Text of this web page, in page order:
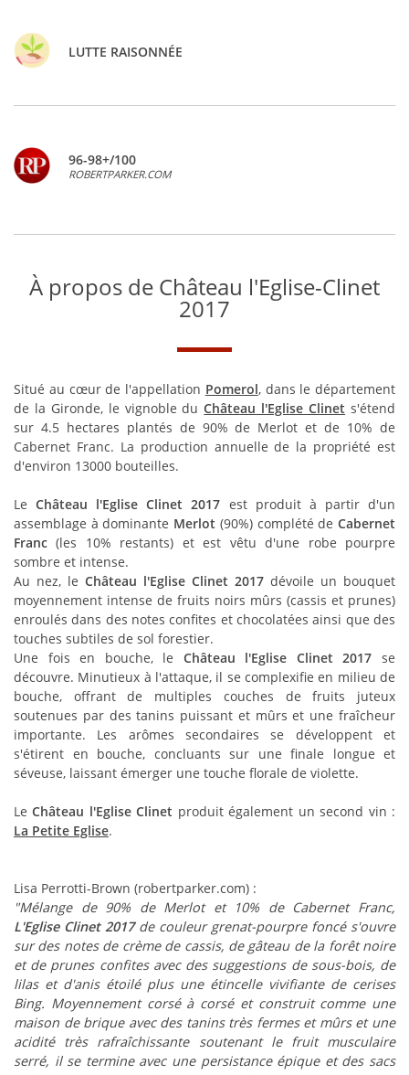
LUTTE RAISONNÉE
96-98+/100
ROBERTPARKER.COM
À propos de Château l'Eglise-Clinet
2017
Situé au cœur de l'appellation Pomerol, dans le département
de la Gironde, le vignoble duChâteau l'Eglise Clinet s'étend
sur 4.5 hectares plantés de 90% de Merlot et de 10% de
Cabernet Franc. La production annuelle de la propriété est
d'environ 13000 bouteilles.
LeChâteau l'Eglise Clinet 2017 est produit à partir d'un
assemblage à dominante Merlot (90%) complété deCabernet
Franc (les 10% restants) et est vêtu d'une robe pourpre
sombre et intense.
Au nez, le Château l'Eglise Clinet 2017 dévoile un bouquet
moyennement intense de fruits noirs mûrs (cassis et prunes)
enroulés dans des notes confites et chocolatées ainsi que des
touches subtiles de sol forestier.
Une fois en bouche, le Château l'Eglise Clinet 2017 se
découvre. Minutieux à l'attaque, il se complexifie en milieu de
bouche, offrant de multiples couches de fruits juteux
soutenues par des tanins puissant et mûrs et une fraîcheur
importante. Les arômes secondaires se développent et
s'étirent en bouche, concluants sur une finale longue et
séveuse, laissant émerger une touche florale de violette.
LeChâteau l'Eglise Clinet produit également un second vin :
La Petite Eglise.
Lisa Perrotti-Brown (robertparker.com) :
"Mélange de 90% de Merlot et 10% de Cabernet Franc,
L'Eglise Clinet 2017de couleur grenat-pourpre foncé s'ouvre
sur des notes de crème de cassis, de gâteau de la forêt noire
et de prunes confites avec des suggestions de sous-bois, de
lilas et d'anis étoilé plus une étincelle vivifiante de cerises
Bing. Moyennement corsé à corsé et construit comme une
maison de brique avec des tanins très fermes et mûrs et une
acidité très rafraîchissante soutenant le fruit musculaire
serré, il se termine avec une persistance épique et des sacs